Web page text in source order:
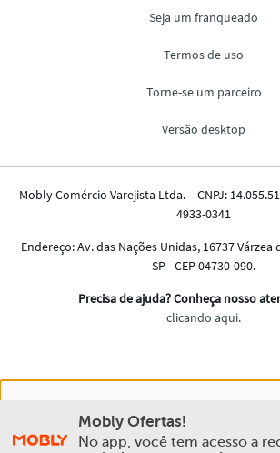
experiência na Mobly. Quando você
aceita esta condição
Mobly Ofertas!
No app, você tem acesso a